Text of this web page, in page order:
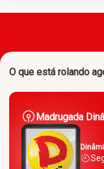
O que está rolando
Madrugada